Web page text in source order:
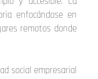
enfocándose en
remotos donde
social empresarial